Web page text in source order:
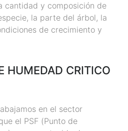
cantidad y composición de
la parte del árbol, la
de crecimiento y
HUMEDAD CRITICO
en el sector
el PSF (Punto de